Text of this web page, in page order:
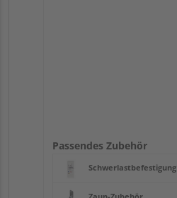
Passendes Zubehör
Schwerlastbefestigung